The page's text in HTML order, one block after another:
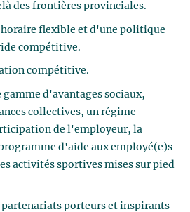
des frontières provinciales.
flexible et d'une politique
compétitive.
compétitive.
gamme d'avantages sociaux,
collectives, un régime
de l'employeur, la
d'aide aux employé(e)s
activités sportives mises sur pied
partenariats porteurs et inspirants